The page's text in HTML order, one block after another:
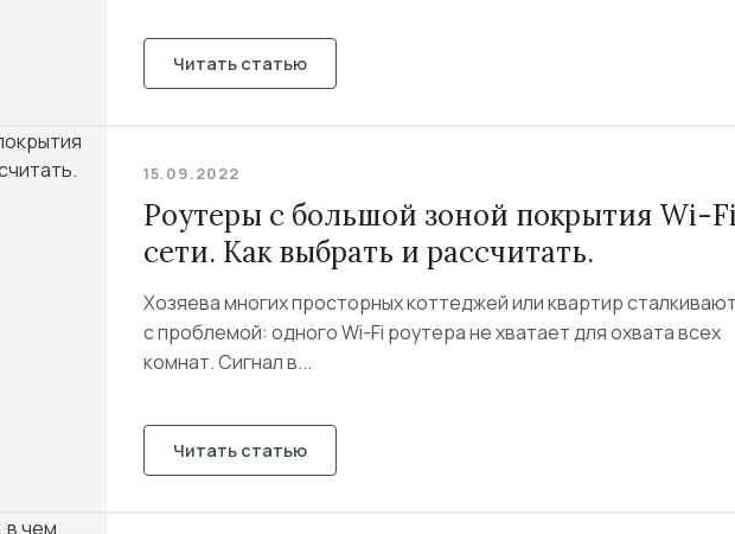
Читать статью
15.09.2022
Роутеры с большой зоной покрытия Wi-
сети. Как выбрать и рассчитать.
Хозяева многих просторных коттеджей или квартир
с проблемой: одного Wi-Fi роутера не хватает для охвата всех
комнат. Сигнал в...
Читать статью